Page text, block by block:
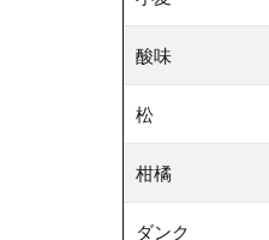
酸味
松
柑橘
ダンク